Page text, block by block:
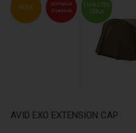
FMASTER
CENA
DOPRAVA
ZDARMA
NOVÉ
AVID EXO EXTENSION CAP